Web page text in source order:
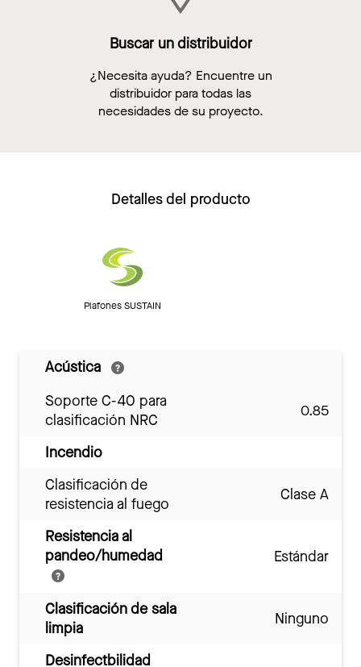
Buscar un distribuidor
¿Necesita ayuda? Encuentre un
distribuidor para todas las
necesidades de su proyecto.
Detalles del producto
Plafones SUSTAIN
Acústica
Soporte C-40 para
clasificación NRC
0.85
Incendio
Clasificación de
resistencia al fuego
Clase A
Resistencia al
pandeo/humedad
Estándar
Clasificación de sala
limpia
Ninguno
Desinfectbilidad